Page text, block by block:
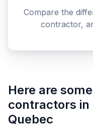
Compare the
contractor,
Here are some
contractors in
Quebec